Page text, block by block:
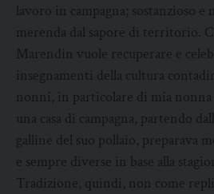
lavoro in campagna; sostanzioso e
merenda dal sapore di territorio.
Marendin vuole recuperare e
insegnamenti della cultura
nonni, in particolare di mia nonna
una casa di campagna, partendo
galline del suo pollaio, preparava
e sempre diverse in base alla
Tradizione, quindi, non come